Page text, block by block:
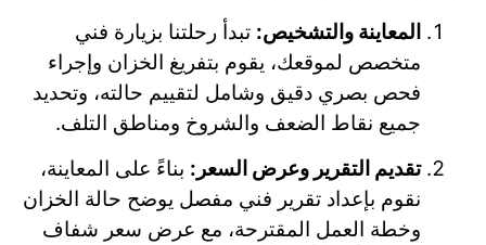
المعاينة والتشخيص: تبدأ رحلتنا بزيارة فني
متخصص لموقعك، يقوم بتفريغ الخزان وإجراء
فحص بصري دقيق وشامل لتقييم حالته، وتحديد
جميع نقاط الضعف والشروخ ومناطق التلف.
تقديم التقرير وعرض السعر: بناءً على المعاينة،
نقوم بإعداد تقرير فني مفصل يوضح حالة الخزان
وخطة العمل المقترحة، مع عرض سعر شفاف